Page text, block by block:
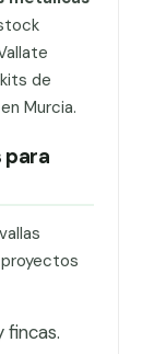
de
Murcia.
para
fincas.